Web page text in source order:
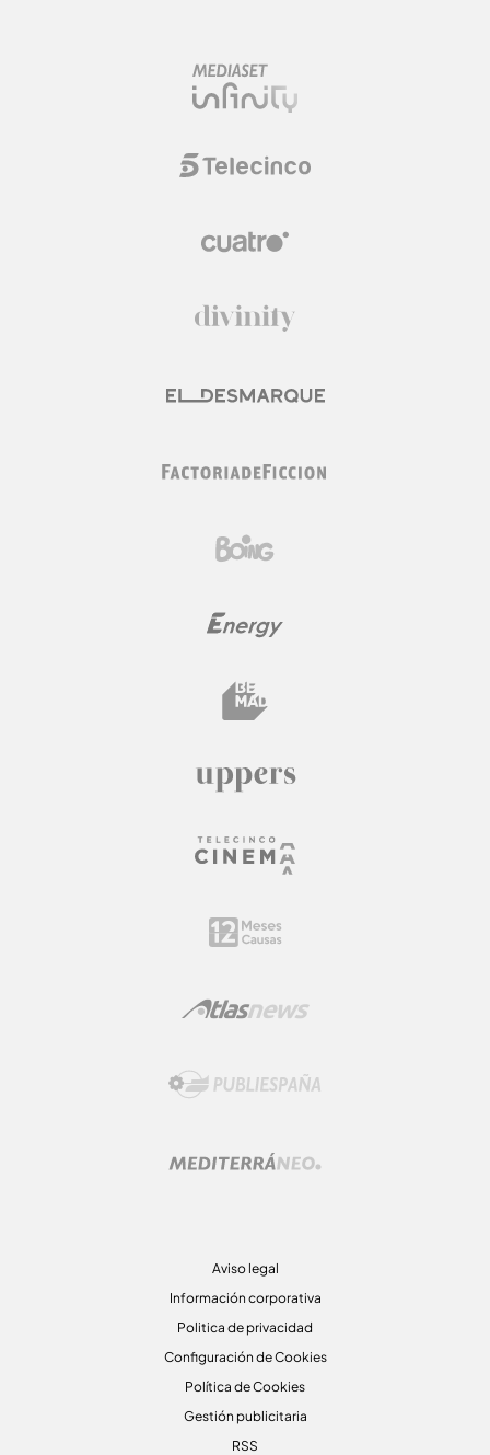
Aviso legal
Información corporativa
Politica de privacidad
Configuración de Cookies
Política de Cookies
Gestión publicitaria
RSS